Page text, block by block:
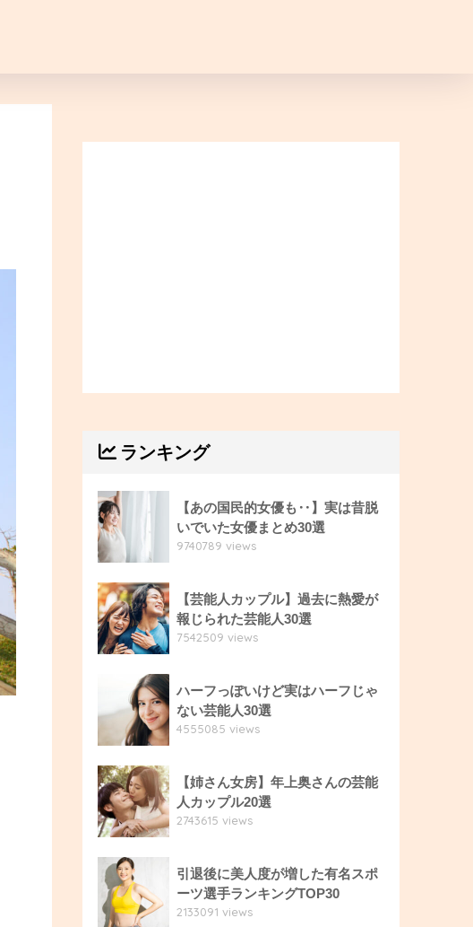
ランキング
【あの国民的女優も‥】実は昔脱
いでいた女優まとめ30選
9740789 views
【芸能人カップル】過去に熱愛が
報じられた芸能人30選
7542509 views
ハーフっぽいけど実はハーフじゃ
ない芸能人30選
4555085 views
【姉さん女房】年上奥さんの芸能
人カップル20選
2743615 views
引退後に美人度が増した有名スポ
ーツ選手ランキングTOP30
2133091 views